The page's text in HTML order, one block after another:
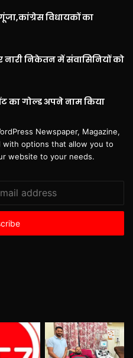
विधायकों का
नारी निकेतन में संवासिनियों को
का गोल्ड अपने नाम किया
Newspaper, Magazine,
with options that allow you to
website to your needs.